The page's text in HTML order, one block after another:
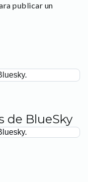
publicar un
de BlueSky